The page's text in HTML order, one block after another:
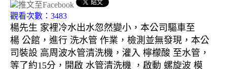
觀看次數：3483
楊先生 家裡冷水出水忽然變小，本公司驅車至
楊 公館，進行 洗水管 作業，檢測並無發現，本公
司裝設 高周波水管清洗機，灌入 檸檬酸 至水管，
等了約15分，開啟 水管清洗機 ，啟動 螺旋波 模